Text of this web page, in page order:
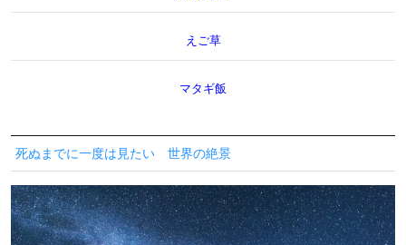
えご草
マタギ飯
死ぬまでに一度は見たい 世界の絶景